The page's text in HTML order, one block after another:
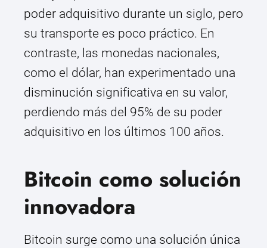
poder adquisitivo durante un siglo, pero
su transporte es poco práctico. En
contraste, las monedas nacionales,
como el dólar, han experimentado una
disminución significativa en su valor,
perdiendo más del 95% de su poder
adquisitivo en los últimos 100 años.
Bitcoin como solución
innovadora
Bitcoin surge como una solución única